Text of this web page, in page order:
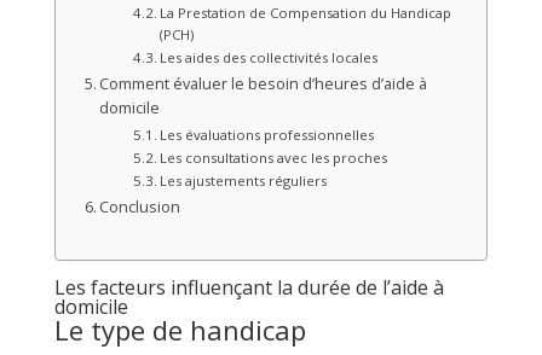
La Prestation de Compensation du Handicap
(PCH)
Les aides des collectivités locales
Comment évaluer le besoin d’heures d’aide à
domicile
Les évaluations professionnelles
Les consultations avec les proches
Les ajustements réguliers
Conclusion
Les facteurs influençant la durée de l’aide à
domicile
Le type de handicap